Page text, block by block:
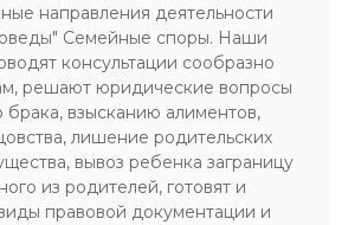
направления деятельности
Семейные споры. Наши
консультации сообразно
решают юридические вопросы
взысканию алиментов,
лишение родительских
вывоз ребенка заграницу
из родителей, готовят и
правовой документации и